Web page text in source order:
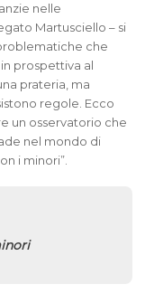
nelle
Martusciello – si
che
prospettiva al
prateria, ma
regole. Ecco
un osservatorio che
nel mondo di
i minori”.